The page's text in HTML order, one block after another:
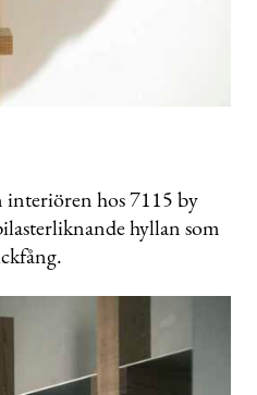
interiören hos 7115 by
hyllan som